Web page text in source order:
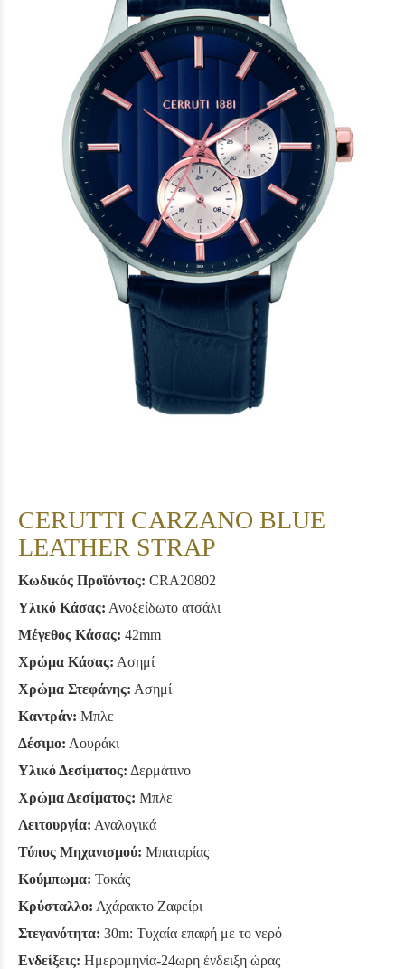
CERUTTI CARZANO BLUE
LEATHER STRAP
Κωδικός Προϊόντος: CRA20802
Υλικό Κάσας: Ανοξείδωτο ατσάλι
Μέγεθος Κάσας: 42mm
Χρώμα Κάσας: Ασημί
Χρώμα Στεφάνης: Ασημί
Καντράν: Μπλε
Δέσιμο: Λουράκι
Υλικό Δεσίματος: Δερμάτινο
Χρώμα Δεσίματος: Μπλε
Λειτουργία: Αναλογικά
Τύπος Μηχανισμού: Μπαταρίας
Κούμπωμα: Τοκάς
Κρύσταλλο: Αχάρακτο Ζαφείρι
Στεγανότητα: 30m: Τυχαία επαφή με το νερό
Ενδείξεις: Ημερομηνία-24ωρη ένδειξη ώρας